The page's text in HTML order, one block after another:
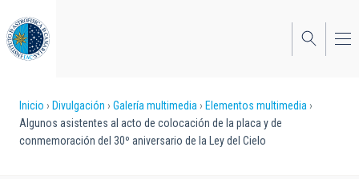
al
contenido
principal
Sobrescribir
enlaces
Inicio Divulgación Galería multimedia
Elementos multimedia
Algunos asistentes al acto de colocación de la placa y de
conmemoración del 30º aniversario de la Ley del Cielo